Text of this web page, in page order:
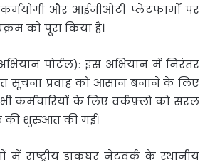
और आईजीओटी प्लेटफार्मों पर
को पूरा किया है।
पोर्टल): इस अभियान में निरंतर
सूचना प्रवाह को आसान बनाने के लिए
कर्मचारियों के लिए वर्कफ़्लो को सरल
की शुरुआत की गई।
में राष्ट्रीय डाकघर नेटवर्क के स्थानीय